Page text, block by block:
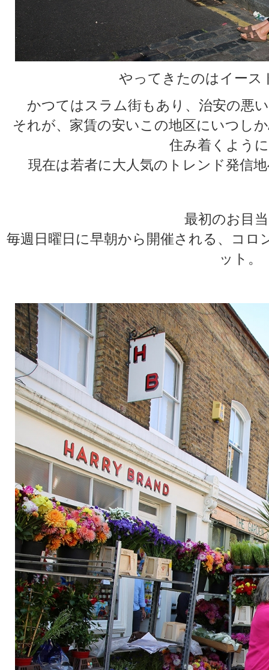
やってきたのはイース
かつてはスラム街もあり、治安の悪
それが、家賃の安いこの地区にいつし
住み着くよう
現在は若者に大人気のトレンド発信
最初のお目
毎週日曜日に早朝から開催される、コ
ット。